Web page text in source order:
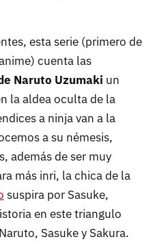
esta serie (primero de
cuenta las
Naruto Uzumaki un
la aldea oculta de la
a ninja van a la
a su némesis,
además de ser muy
más inri, la chica de la
suspira por Sasuke,
en este triangulo
Sasuke y Sakura.